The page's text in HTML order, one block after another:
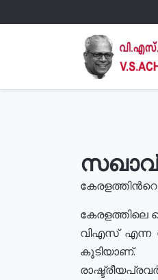
കേരളത്തിലെ
വിഎസ് എന്ന